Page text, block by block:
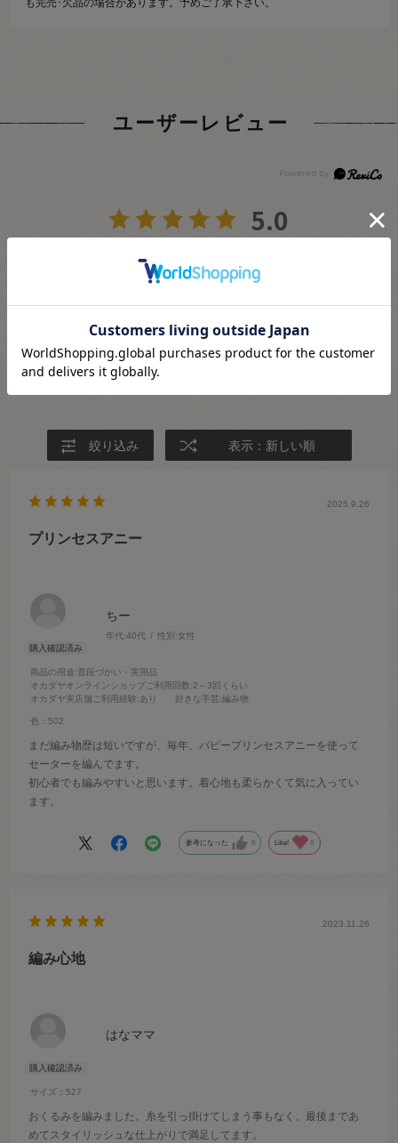
も完売･欠品の場合があります。予めご了承下さい。
ユーザーレビュー
5.0
★2 (0)
★ 1
絞り込み 表示：新しい順
ちー
年代:40代 性別:女性
商品の用途:普段づかい・実用品
オカダヤオンラインショップご利用回数:2～3回くらい
オカダヤ実店舗ご利用経験:あり 好きな手芸:編み物
色：502
2025.9.26
プリンセスアニー
まだ編み物歴は短いですが、毎年、パピープリンセスアニーを使って
セーターを編んでます。
初心者でも編みやすいと思います。着心地も柔らかくて気に入ってい
ます。
参考になった 0 Like! 0
はなママ
サイズ：527
2023.11.26
編み心地
おくるみを編みました。糸を引っ掛けてしまう事もなく、最後まであ
めてスタイリッシュな仕上がりで満足してます。